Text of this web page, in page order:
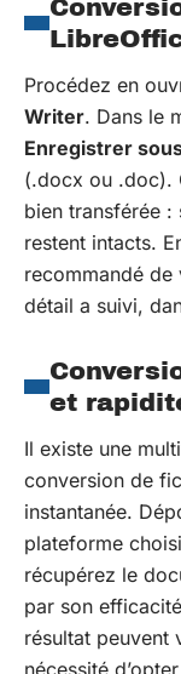
Procédez en
Writer. Dans le
Enregistrer
(.docx ou .doc).
bien transférée
restent intacts.
recommandé
détail a suivi,
et
Il existe une
conversion de
instantanée.
plateforme
récupérez le
par son
résultat peuvent
nécessité